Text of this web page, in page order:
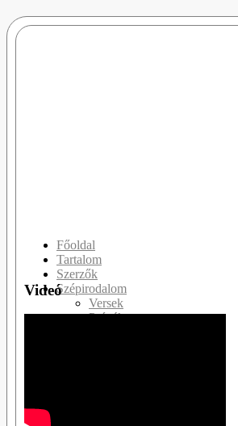
Főoldal
Tartalom
Szerzők
Szépirodalom
Versek
Prózák
Videó